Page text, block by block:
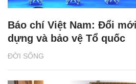
ĐỜI SỐNG
Báo chí Việt Nam: Đổi
dựng và bảo vệ Tổ quốc